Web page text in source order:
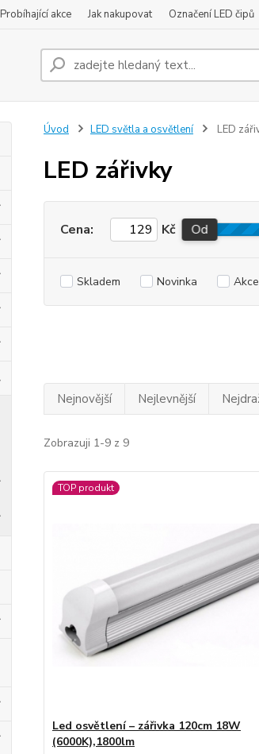
Probíhající akce Jak nakupovat Označení LED čipů
Úvod LED světla a osvětlení LED
LED zářivky
Cena: Kč Od
Skladem Novinka Akce
Nejnovější Nejlevnější
Zobrazuji 1-9 z 9
TOP produkt
Led osvětlení – zářivka 120cm 18W
(6000K),1800lm